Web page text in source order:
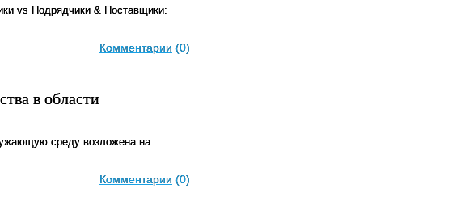
vs Подрядчики & Поставщики:
Комментарии (0)
в области
среду возложена на
Комментарии (0)